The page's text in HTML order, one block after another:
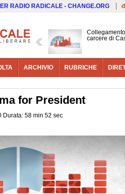
RADIO RADICALE - CHANGE.ORG
carcere di
ARCHIVIO RUBRICHE
for President
Durata: 58 min 52 sec